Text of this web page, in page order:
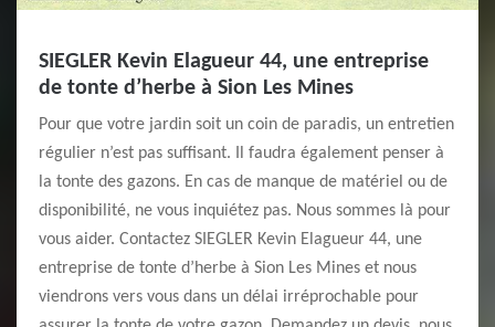
SIEGLER Kevin Elagueur 44, une entreprise
de tonte d’herbe à Sion Les Mines
Pour que votre jardin soit un coin de paradis, un entretien
régulier n’est pas suffisant. Il faudra également penser à
la tonte des gazons. En cas de manque de matériel ou de
disponibilité, ne vous inquiétez pas. Nous sommes là pour
vous aider. Contactez SIEGLER Kevin Elagueur 44, une
entreprise de tonte d’herbe à Sion Les Mines et nous
viendrons vers vous dans un délai irréprochable pour